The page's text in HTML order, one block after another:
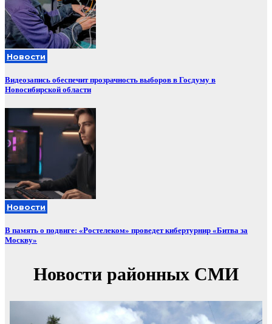
Новости
Видеозапись обеспечит прозрачность выборов в Госдуму в
Новосибирской области
Новости
В память о подвиге: «Ростелеком» проведет кибертурнир «Битва за
Москву»